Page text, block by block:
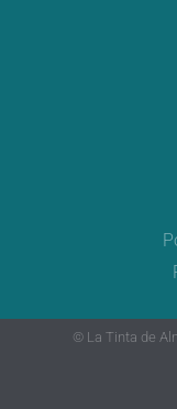
© La Tinta de